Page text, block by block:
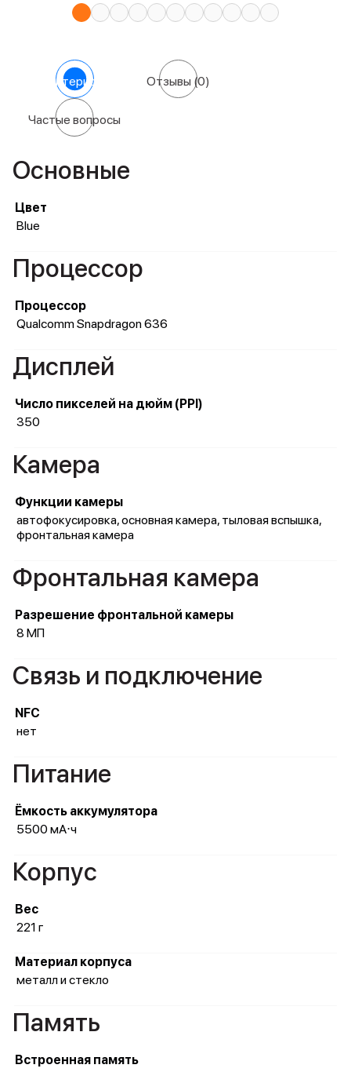
Характеристики Отзывы (0)
Частые вопросы
Основные
Цвет
Blue
Процессор
Процессор
Qualcomm Snapdragon 636
Дисплей
Число пикселей на дюйм (PPI)
350
Камера
Функции камеры
автофокусировка, основная камера, тыловая вспышка,
фронтальная камера
Фронтальная камера
Разрешение фронтальной камеры
8 МП
Связь и подключение
NFC
нет
Питание
Ёмкость аккумулятора
5500 мА⋅ч
Корпус
Вес
221 г
Материал корпуса
металл и стекло
Память
Встроенная память